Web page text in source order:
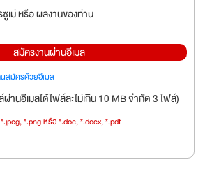
เม่ หรือ ผลงานของท่าน
สมัครงานผ่านอีเมล
สมัครด้วยอีเมล
านอีเมลได้ไฟล์ละไม่เกิน 10 MB จำกัด 3 ไฟล์)
*.png หรือ *.doc, *.docx, *.pdf